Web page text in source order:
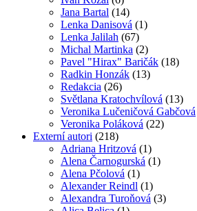
Jana Bartal (14)
Lenka Danisová (1)
Lenka Jalilah (67)
Michal Martinka (2)
Pavel "Hirax" Baričák (18)
Radkin Honzák (13)
Redakcia (26)
Světlana Kratochvílová (13)
Veronika Lučeničová Gabčová
Veronika Poláková (22)
Externí autori (218)
Adriana Hritzová (1)
Alena Čarnogurská (1)
Alena Pčolová (1)
Alexander Reindl (1)
Alexandra Turoňová (3)